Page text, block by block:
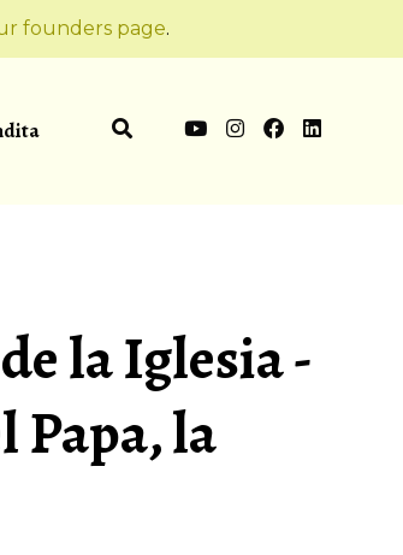
founders page.
la Iglesia -
Papa, la